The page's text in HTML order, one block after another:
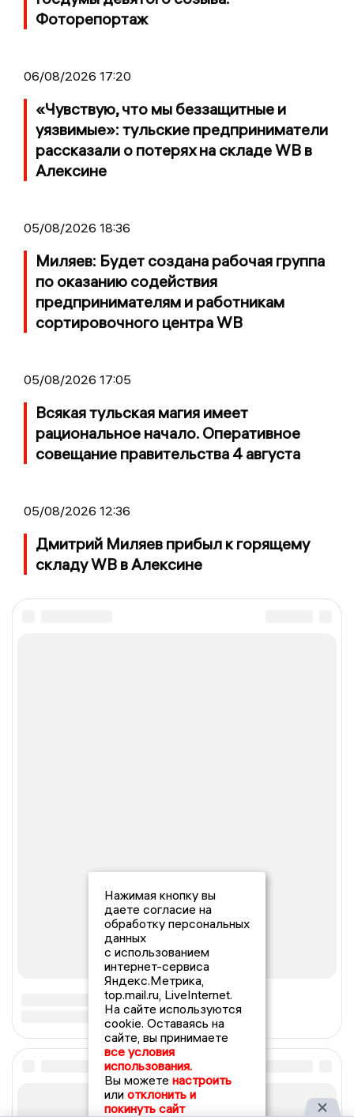
Фоторепортаж
06/08/2026 17:20
«Чувствую, что мы беззащитные и
уязвимые»: тульские предприниматели
рассказали о потерях на складе WB в
Алексине
05/08/2026 18:36
Миляев: Будет создана рабочая группа
по оказанию содействия
предпринимателям и работникам
сортировочного центра WB
05/08/2026 17:05
Всякая тульская магия имеет
рациональное начало. Оперативное
совещание правительства 4 августа
05/08/2026 12:36
Дмитрий Миляев прибыл к горящему
складу WB в Алексине
Нажимая кнопку вы
даете согласие на
обработку персональных
данных
с использованием
интернет-сервиса
Яндекс.Метрика,
top.mail.ru, LiveInternet.
На сайте используются
cookie. Оставаясь на
сайте, вы принимаете
все условия
использования.
Вы можете настроить
или отклонить и
покинуть сайт